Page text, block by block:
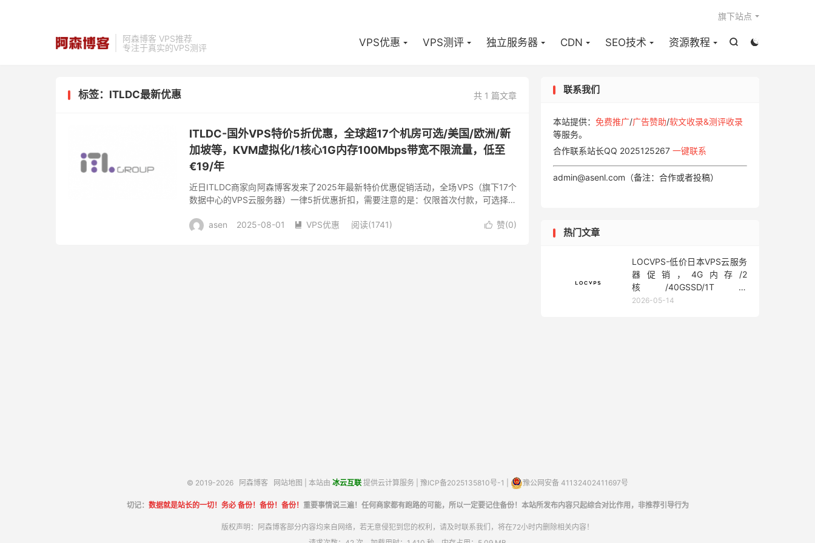
阿森博客 VPS推荐
专注于真实的VPS测评


VPS优惠 VPS测评 独立服务器 CDN SEO技术 资源教程
旗下站点
共 1 篇文章
标签：ITLDC最新优惠
ITLDC-国外VPS特价5折优惠，全球超17个机房可选/美国/欧洲/新
加坡等，KVM虚拟化/1核心1G内存100Mbps带宽不限流量，低至
€19/年
近日ITLDC商家向阿森博客发来了2025年最新特价优惠促销活动，全场VPS（旗下17个
数据中心的VPS云服务器）一律5折优惠折扣，需要注意的是：仅限首次付款，可选择月
 赞(0)
asen 2025-08-01  VPS优惠 阅读(1741)
联系我们
本站提供： 免费推广/广告赞助/软文收录&测评收录
等服务。
合作联系站长QQ 2025125267 一键联系
admin@asenl.com（备注：合作或者投稿）
热门文章
LOCVPS-低价日本VPS云服务
器促销，4G内存/2
核/40GSSD/1T流
量/450Mbps带宽，低至36元/
2026-05-14
© 2019-2026 阿森博客 网站地图 | 本站由 冰云互联 提供云计算服务 | 豫ICP备2025135810号-1 豫公网安备 41132402411697号
切记： 数据就是站长的一切！务必 备份！备份！备份！ 重要事情说三遍！任何商家都有跑路的可能，所以一定要记住备份！本站所发布内容只起综合对比作用，非推荐引导行为
版权声明：阿森博客部分内容均来自网络，若无意侵犯到您的权利，请及时联系我们，将在72小时内删除相关内容！